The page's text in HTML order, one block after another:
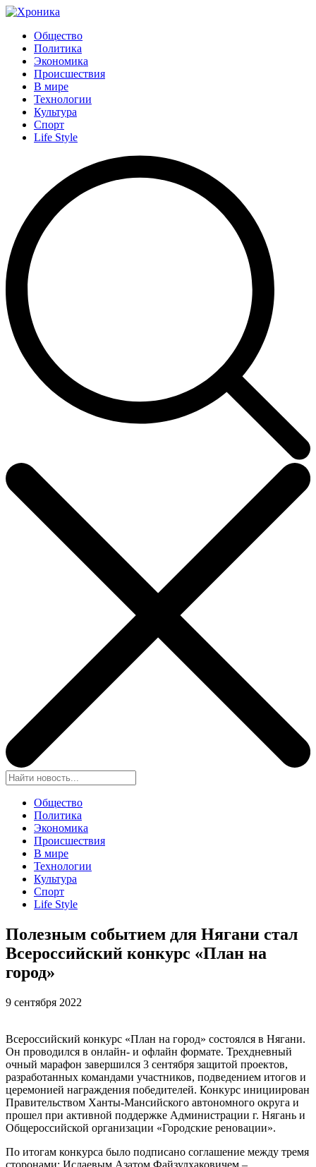
Общество
Политика
Экономика
Происшествия
В мире
Технологии
Культура
Спорт
Life Style
Общество
Политика
Экономика
Происшествия
В мире
Технологии
Культура
Спорт
Life Style
Полезным событием для Нягани стал
Всероссийский конкурс «План на
город»
9 сентября 2022
Всероссийский конкурс «План на город» состоялся в Нягани.
Он проводился в онлайн- и офлайн формате. Трехдневный
очный марафон завершился 3 сентября защитой проектов,
разработанных командами участников, подведением итогов и
церемонией награждения победителей. Конкурс инициирован
Правительством Ханты-Мансийского автономного округа и
прошел при активной поддержке Администрации г. Нягань и
Общероссийской организации «Городские реновации».
По итогам конкурса было подписано соглашение между тремя
сторонами: Ислаевым Азатом Файзулхаковичем –